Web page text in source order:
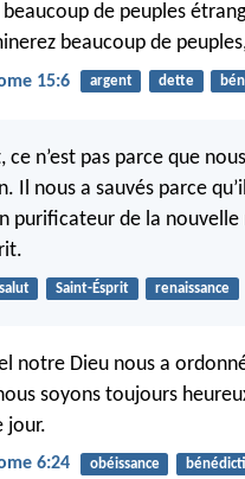
beaucoup de peuples
beaucoup de
15:6 argent dette
ce n’est pas parce que
Il nous a sauvés parce
purificateur de la nouvelle
salut Saint-Ésprit renaissance
notre Dieu nous a
soyons toujours
jour.
6:24 obéissance